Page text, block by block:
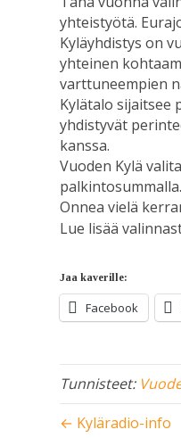
yhteistyötä.
Kyläyhdistys on
yhteinen
varttuneempien
Kylätalo sijaitsee
yhdistyvät
kanssa.
Vuoden Kylä
palkintosummalla.
Onnea vielä
Lue lisää
Jaa kaverille:
Facebook
Tunnisteet:
← Kyläradio-info